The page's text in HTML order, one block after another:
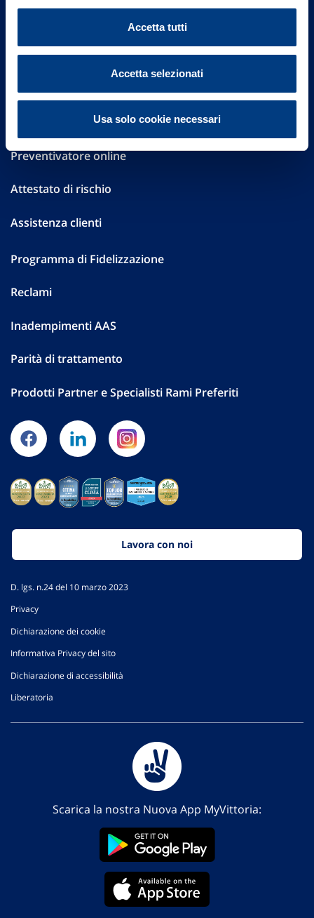
Accetta tutti
Accetta selezionati
Usa solo cookie necessari
Sostenibilità
Performances
Preventivatore online
Attestato di rischio
Assistenza clienti
Programma di Fidelizzazione
Reclami
Inadempimenti AAS
Parità di trattamento
Prodotti Partner e Specialisti Rami Preferiti
Lavora con noi
D. lgs. n.24 del 10 marzo 2023
Privacy
Dichiarazione dei cookie
Informativa Privacy del sito
Dichiarazione di accessibilità
Liberatoria
Scarica la nostra Nuova App MyVittoria: